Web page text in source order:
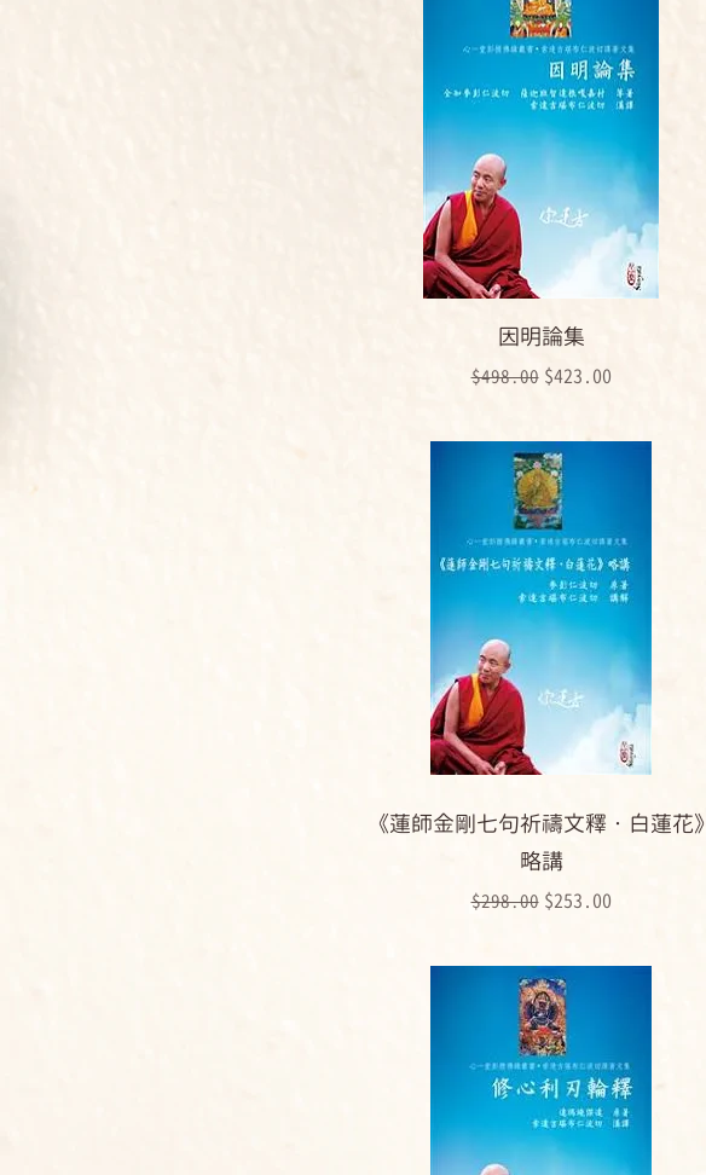
因明論集
一般價格
$498.00 促銷價格
$423.00
《蓮師金剛七句祈禱文釋‧白蓮花》
略講
一般價格
$298.00 促銷價格
$253.00